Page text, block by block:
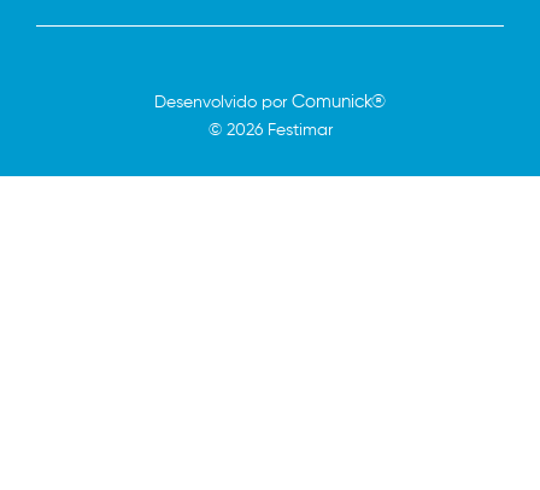
© 2026 Festimar
Desenvolvido porComunick®